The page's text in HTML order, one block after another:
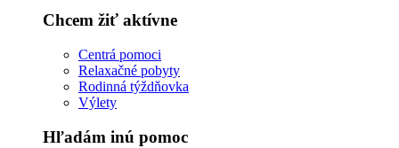
Chcem žiť aktívne
Centrá pomoci
Relaxačné pobyty
Rodinná týždňovka
Výlety
Hľadám inú pomoc